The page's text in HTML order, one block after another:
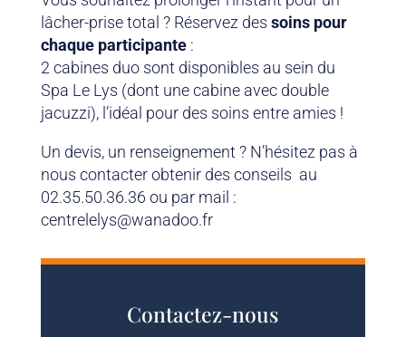
lâcher-prise total ? Réservez des soins pour
chaque participante:
2 cabines duo sont disponibles au sein du
Spa Le Lys (dont une cabine avec double
jacuzzi), l’idéal pour des soins entre amies !
Un devis, un renseignement ? N’hésitez pas à
nous contacter obtenir des conseils au
02.35.50.36.36 ou par mail :
centrelelys@wanadoo.fr
Contactez-nous